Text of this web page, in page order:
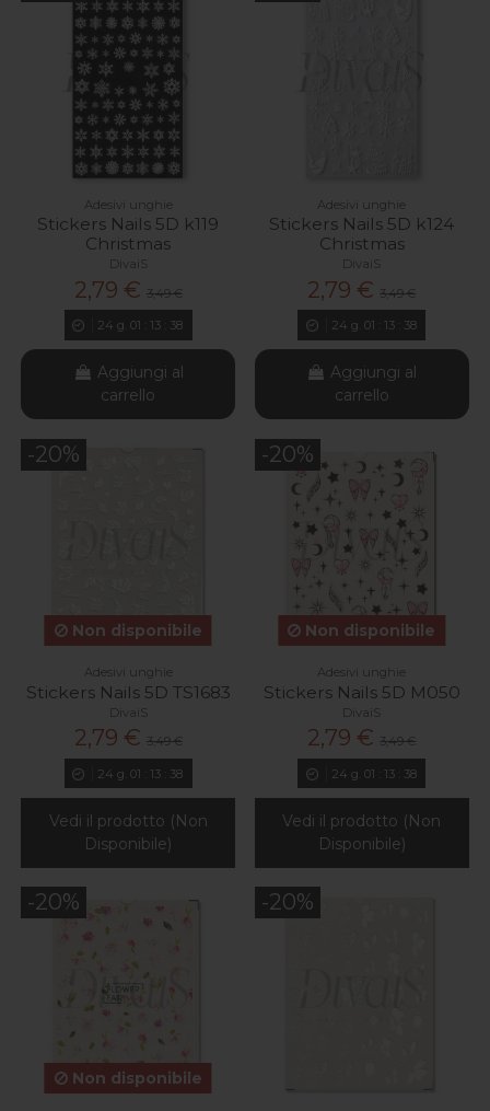
Adesivi unghie
Stickers Nails 5D k119
Christmas
DivaiS
2,79 € 3,49 €
24 g. 01 13: 37
Aggiungi al
carrello
Adesivi unghie
Stickers Nails 5D k124
Christmas
DivaiS
2,79 € 3,49 €
24 g. 01 13: 37
Aggiungi al
carrello
-20%
Non disponibile
Adesivi unghie
Stickers Nails 5D TS1683
DivaiS
2,79 € 3,49 €
24 g. 01 13: 37
Vedi il prodotto (Non
Disponibile)
-20%
Non disponibile
Adesivi unghie
Stickers Nails 5D M050
DivaiS
2,79 € 3,49 €
24 g. 01 13: 37
Vedi il prodotto (Non
Disponibile)
-20%
Non disponibile
-20%